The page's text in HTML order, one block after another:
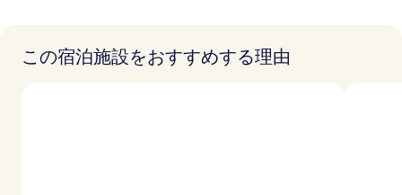
この宿泊施設をおすすめする理由